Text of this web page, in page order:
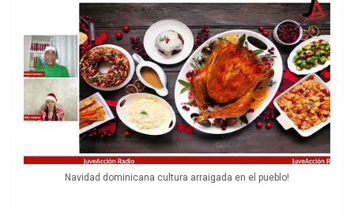
Navidad dominicana cultura arraigada en el pueblo!